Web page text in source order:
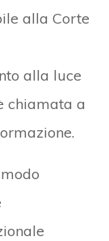
alla Corte
alla luce
chiamata a